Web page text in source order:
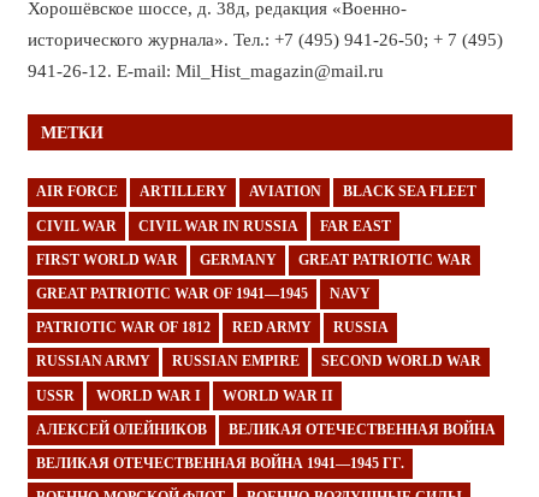
Хорошёвское шоссе, д. 38д, редакция «Военно-
исторического журнала». Тел.: +7 (495) 941-26-50; + 7 (495)
941-26-12. E-mail: Mil_Hist_magazin@mail.ru
МЕТКИ
AIR FORCE ARTILLERY AVIATION BLACK SEA FLEET
CIVIL WAR CIVIL WAR IN RUSSIA FAR EAST
FIRST WORLD WAR GERMANY GREAT PATRIOTIC WAR
GREAT PATRIOTIC WAR OF 1941—1945 NAVY
PATRIOTIC WAR OF 1812 RED ARMY RUSSIA
RUSSIAN ARMY RUSSIAN EMPIRE SECOND WORLD WAR
USSR WORLD WAR I WORLD WAR II
АЛЕКСЕЙ ОЛЕЙНИКОВ ВЕЛИКАЯ ОТЕЧЕСТВЕННАЯ ВОЙНА
ВЕЛИКАЯ ОТЕЧЕСТВЕННАЯ ВОЙНА 1941—1945 ГГ.